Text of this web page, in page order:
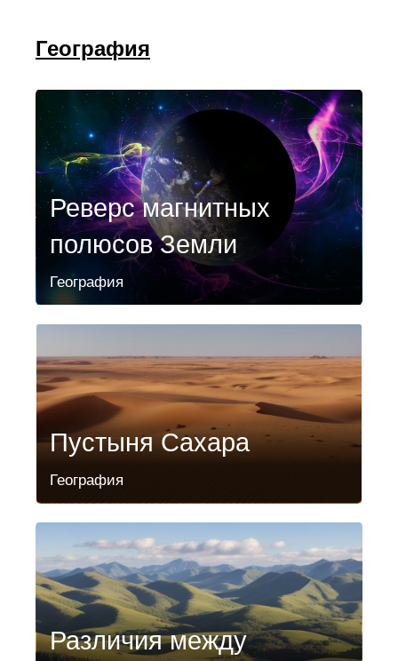
География
Реверс магнитных
полюсов Земли
География
Пустыня Сахара
География
Различия между